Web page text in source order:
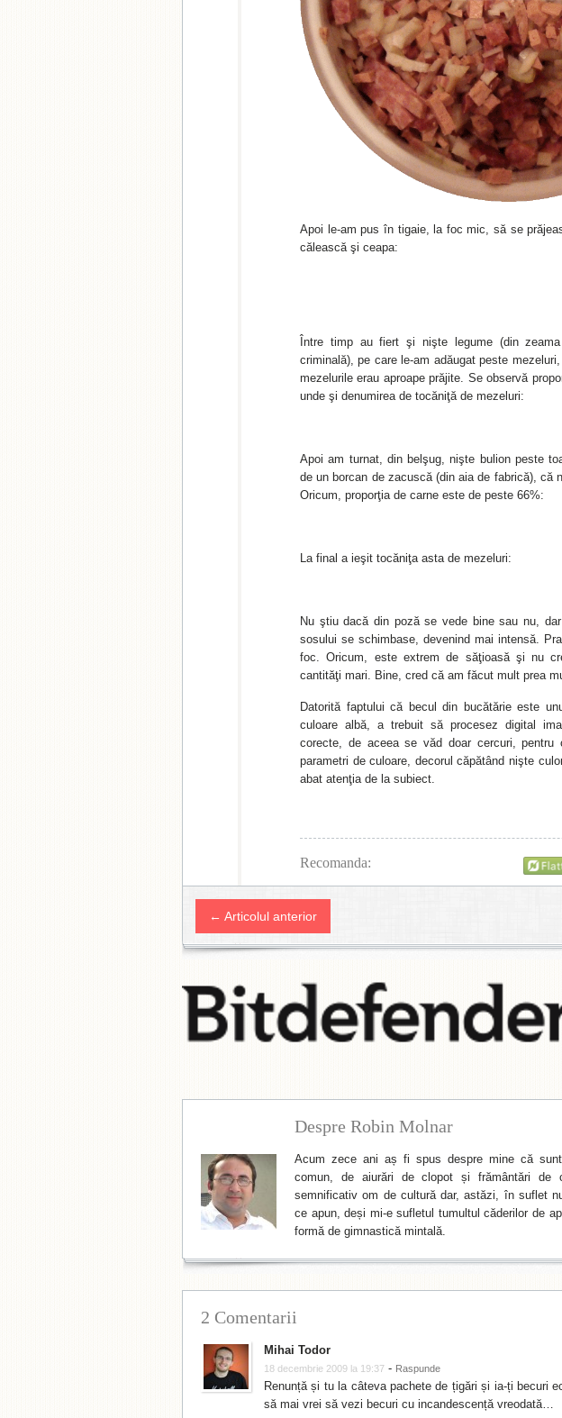
Apoi le-am pus în tigaie, la foc mic, să se
călească şi ceapa:
Între timp au fiert şi nişte legume (din
criminală), pe care le-am adăugat peste
mezelurile erau aproape prăjite. Se observă
unde şi denumirea de tocăniţă de mezeluri:
Apoi am turnat, din belşug, nişte bulion peste
de un borcan de zacuscă (din aia de fabrică), că
Oricum, proporţia de carne este de peste 66%:
La final a ieşit tocăniţa asta de mezeluri:
Nu ştiu dacă din poză se vede bine sau nu,
sosului se schimbase, devenind mai intensă.
foc. Oricum, este extrem de săţioasă şi nu
cantităţi mari. Bine, cred că am făcut mult prea
Datorită faptului că becul din bucătărie este
culoare albă, a trebuit să procesez digital
corecte, de aceea se văd doar cercuri,
parametri de culoare, decorul căpătând nişte
abat atenţia de la subiect.
Recomanda:
← Articolul anterior
Despre Robin Molnar
Acum zece ani aș fi spus despre mine că
comun, de aiurări de clopot și frământări de
semnificativ om de cultură dar, astăzi, în suflet
ce apun, deși mi-e sufletul tumultul căderilor de
formă de gimnastică mintală.
2 Comentarii
Mihai Todor
18 decembrie 2009 la 19:37 - Raspunde
Renunță și tu la câteva pachete de țigări și ia-ți becuri
să mai vrei să vezi becuri cu incandescență vreodată…